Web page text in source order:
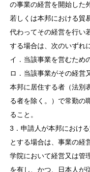
の事業の経営を開始した
若しくは本邦における貿
代わってその経営を行い
する場合は、次のいずれ
イ．当該事業を営むため
ロ．当該事業がその経営
本邦に居住する者（法別
る者を除く。）で常勤の
ること。
3．申請人が本邦におけ
とする場合は、事業の経
学院において経営又は管
を有し、かつ、日本人が